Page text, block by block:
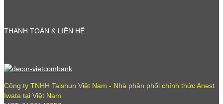
THANH TOÁN & LIÊN HỆ
Công ty TNHH Taishun Việt Nam - Nhà phân phối chính thức Anest
Iwata tại Việt Nam